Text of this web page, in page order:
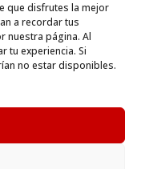
que disfrutes la mejor
a recordar tus
nuestra página. Al
tu experiencia. Si
no estar disponibles.